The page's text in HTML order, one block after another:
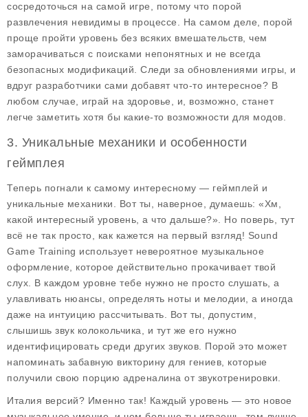
сосредоточься на самой игре, потому что порой
развлечения невидимы в процессе. На самом деле, порой
проще пройти уровень без всяких вмешательств, чем
заморачиваться с поисками непонятных и не всегда
безопасных модификаций. Следи за обновлениями игры, и
вдруг разработчики сами добавят что-то интересное? В
любом случае, играй на здоровье, и, возможно, станет
легче заметить хотя бы какие-то возможности для модов.
3. Уникальные механики и особенности
геймплея
Теперь погнали к самому интересному — геймплей и
уникальные механики. Вот ты, наверное, думаешь: «Хм,
какой интересный уровень, а что дальше?». Но поверь, тут
всё не так просто, как кажется на первый взгляд! Sound
Game Training использует невероятное музыкальное
оформление, которое действительно прокачивает твой
слух. В каждом уровне тебе нужно не просто слушать, а
улавливать нюансы, определять ноты и мелодии, а иногда
даже на интуицию рассчитывать. Вот ты, допустим,
слышишь звук колокольчика, и тут же его нужно
идентифицировать среди других звуков. Порой это может
напоминать забавную викторину для гениев, которые
получили свою порцию адреналина от звукотренировки.
Италия версий? Именно так! Каждый уровень — это новое